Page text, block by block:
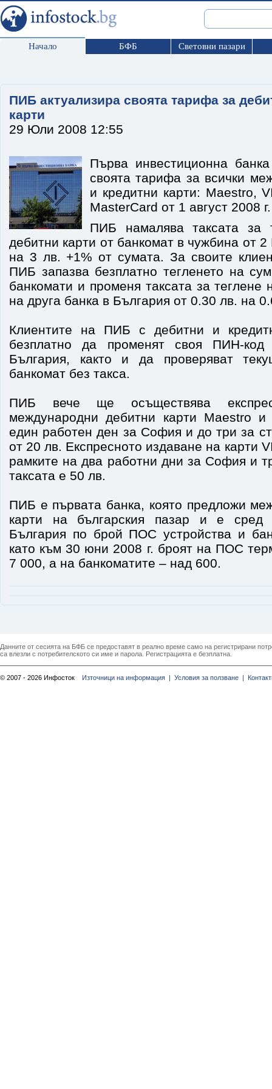
Начало БФБ Световни пазари
ПИБ актуализира своята тарифа за
карти
29 Юли 2008 12:55
Първа инвестиционна
своята тарифа за всички
и кредитни карти: Maestro,
MasterCard от 1 август 2008 г.
ПИБ намалява таксата за
дебитни карти от банкомат в чужбина от
на 3 лв. +1% от сумата. За своите
ПИБ запазва безплатно тегленето на
банкомати и променя таксата за теглене
на друга банка в България от 0.30 лв. на
Клиентите на ПИБ с дебитни и
безплатно да променят своя ПИН-
България, както и да проверяват
банкомат без такса.
ПИБ вече ще осъществява
международни дебитни карти Maestro
един работен ден за София и до три за
от 20 лв. Експресното издаване на карти
рамките на два работни дни за София и
таксата е 50 лв.
ПИБ е първата банка, която предложи
карти на българския пазар и е сред
България по брой ПОС устройства и
като към 30 юни 2008 г. броят на ПОС
7 000, а на банкоматите – над 600.
Данните от сесията на БФБ се предоставят в реално време само на регистрирани
са влезли с потребителското си име и парола. Регистрацията е безплатна.
© 2007 - 2026 Инфосток Източници на информация | Условия за ползване |